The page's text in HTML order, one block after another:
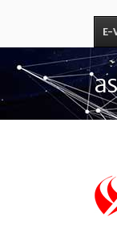
E-